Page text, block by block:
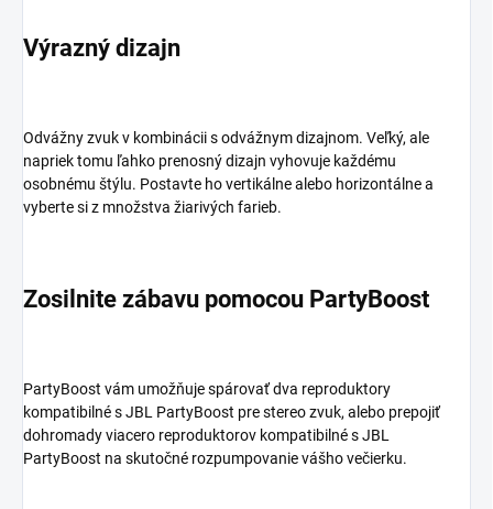
Výrazný dizajn
Odvážny zvuk v kombinácii s odvážnym dizajnom. Veľký, ale
napriek tomu ľahko prenosný dizajn vyhovuje každému
osobnému štýlu. Postavte ho vertikálne alebo horizontálne a
vyberte si z množstva žiarivých farieb.
Zosilnite zábavu pomocou PartyBoost
PartyBoost vám umožňuje spárovať dva reproduktory
kompatibilné s JBL PartyBoost pre stereo zvuk, alebo prepojiť
dohromady viacero reproduktorov kompatibilné s JBL
PartyBoost na skutočné rozpumpovanie vášho večierku.